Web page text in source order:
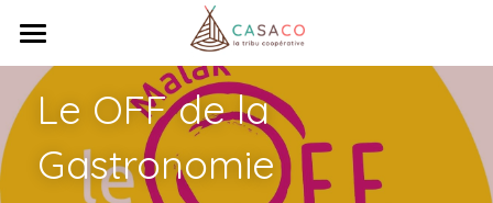
Venez travailler
Réunissez-vous
Le OFF de la
Gastronomie
LES CATÉGORIES DE LA BOUTIQUE
Toutes les catégories